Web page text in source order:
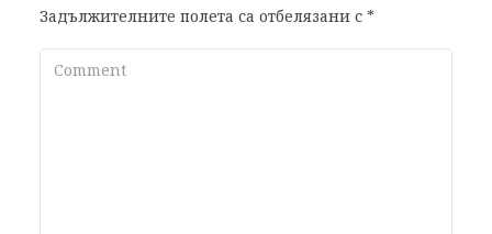
Задължителните полета са отбелязани с *
Comment